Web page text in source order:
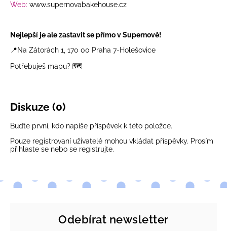
Web: www.supernovabakehouse.cz
Nejlepší je ale zastavit se přímo v Supernově!
📍Na Zátorách 1, 170 00 Praha 7-Holešovice
Potřebuješ mapu? 🗺️
Diskuze (0)
Buďte první, kdo napíše příspěvek k této položce.
Pouze registrovaní uživatelé mohou vkládat příspěvky. Prosím
přihlaste se nebo se registrujte.
Odebírat newsletter